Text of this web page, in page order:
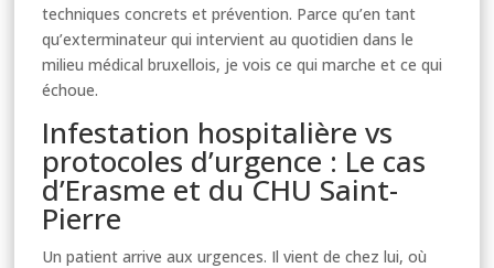
techniques concrets et prévention. Parce qu’en tant
qu’exterminateur qui intervient au quotidien dans le
milieu médical bruxellois, je vois ce qui marche et ce qui
échoue.
Infestation hospitalière vs
protocoles d’urgence : Le cas
d’Erasme et du CHU Saint-
Pierre
Un patient arrive aux urgences. Il vient de chez lui, où